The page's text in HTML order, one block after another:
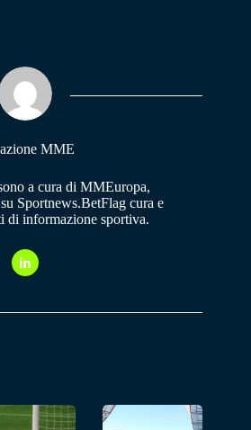
MME
a cura di MMEuropa,
Sportnews.BetFlag cura e
di informazione sportiva.